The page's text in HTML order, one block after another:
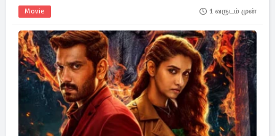
Movie 1 வருடம் முன்